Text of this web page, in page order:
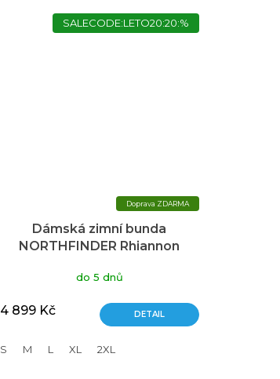
SALECODE:LETO20:20:%
ZDARMA
Dámská zimní bunda
NORTHFINDER Rhiannon
do 5 dnů
4 899 Kč DETAIL
S M L XL 2XL